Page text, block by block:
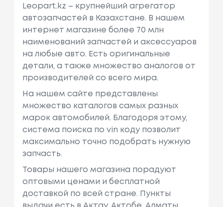
Leopart.kz – крупнейший агрегатор
автозапчастей в Казахстане. В нашем
интернет магазине более 70 млн
наименований запчастей и аксессуаров
на любые авто. Есть оригинальные
детали, а также множество аналогов от
производителей со всего мира.
На нашем сайте представлены
множество каталогов самых разных
марок автомобилей. Благодоря этому,
система поиска по vin коду позволит
максимально точно подобрать нужную
запчасть.
Товары нашего магазина порадуют
оптовыми ценами и бесплатной
доставкой по всей стране. Пункты